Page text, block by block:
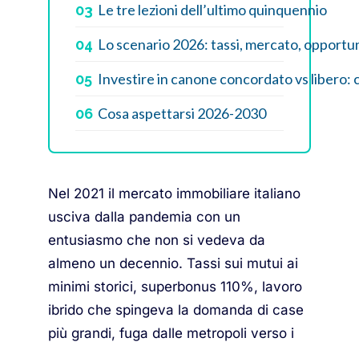
03 Le tre lezioni dell’ultimo quinquennio
04 Lo scenario 2026: tassi, mercato,
05 Investire in canone concordato vs libero:
06 Cosa aspettarsi 2026-2030
Nel 2021 il mercato immobiliare italiano
usciva dalla pandemia con un
entusiasmo che non si vedeva da
almeno un decennio. Tassi sui mutui ai
minimi storici, superbonus 110%, lavoro
ibrido che spingeva la domanda di case
più grandi, fuga dalle metropoli verso i